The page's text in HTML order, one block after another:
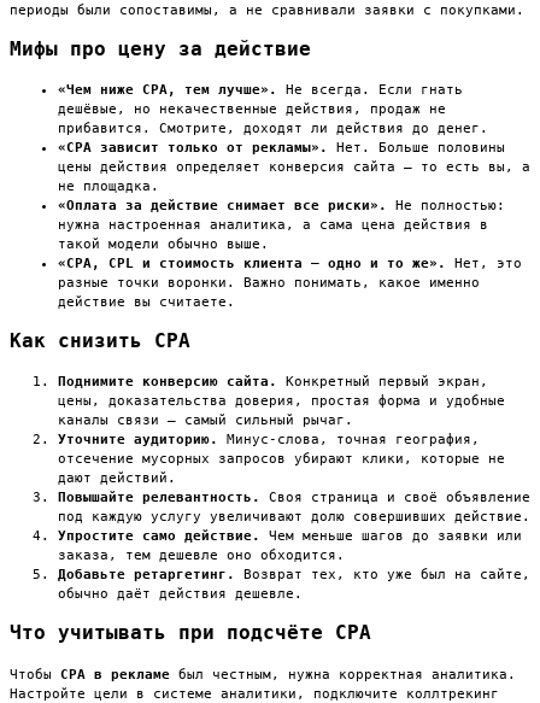
периоды были сопоставимы, а не сравнивали заявки с покупками.
Мифы про цену за действие
«Чем ниже CPA, тем лучше».
Не всегда. Если гнать
дешёвые, но некачественные действия, продаж не
прибавится. Смотрите, доходят ли действия до денег.
«CPA зависит только от рекламы».
Нет. Больше половины
цены действия определяет конверсия сайта — то есть вы, а
не площадка.
«Оплата за действие снимает все риски».
Не полностью:
нужна настроенная аналитика, а сама цена действия в
такой модели обычно выше.
«CPA, CPL и стоимость клиента — одно и то же».
Нет, это
разные точки воронки. Важно понимать, какое именно
действие вы считаете.
Как снизить CPA
Поднимите конверсию сайта.
Конкретный первый экран,
цены, доказательства доверия, простая форма и удобные
каналы связи — самый сильный рычаг.
Уточните аудиторию.
Минус-слова, точная география,
отсечение мусорных запросов убирают клики, которые не
дают действий.
Повышайте релевантность.
Своя страница и своё объявление
под каждую услугу увеличивают долю совершивших действие.
Упростите само действие.
Чем меньше шагов до заявки или
заказа, тем дешевле оно обходится.
Добавьте ретаргетинг.
Возврат тех, кто уже был на сайте,
обычно даёт действия дешевле.
Что учитывать при подсчёте CPA
Чтобы CPA в рекламе был честным, нужна корректная аналитика.
Настройте цели в системе аналитики, подключите коллтрекинг